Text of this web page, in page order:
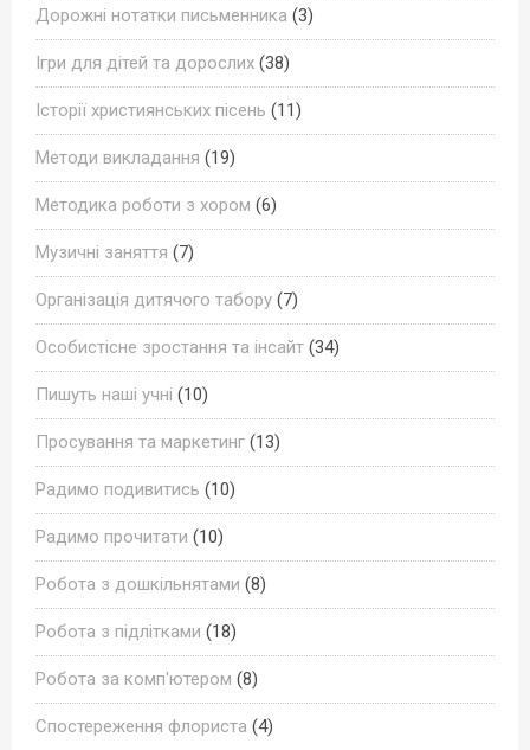
Дорожні нотатки письменника (3)
Ігри для дітей та дорослих (38)
Історії християнських пісень (11)
Методи викладання (19)
Методика роботи з хором (6)
Музичні заняття (7)
Організація дитячого табору (7)
Особистісне зростання та інсайт (34)
Пишуть наші учні (10)
Просування та маркетинг (13)
Радимо подивитись (10)
Радимо прочитати (10)
Робота з дошкільнятами (8)
Робота з підлітками (18)
Робота за комп'ютером (8)
Спостереження флориста (4)